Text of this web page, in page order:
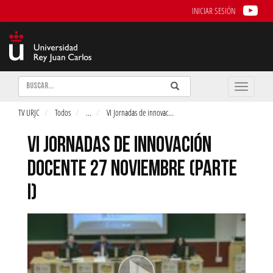
INICIAR SESIÓN
Buscar Enviar
Buscar
Toggle
TV URJC Todos ... VI Jornadas de innovac...
VI JORNADAS DE INNOVACIÓN
DOCENTE 27 NOVIEMBRE (PARTE
I)